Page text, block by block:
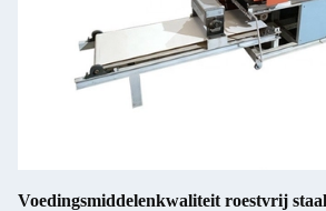
Voedingsmiddelenkwaliteit roestvrij